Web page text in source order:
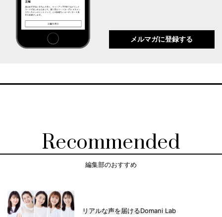
メルマガに登録する
Recommended
編集部のおすすめ
リアルな声を届けるDomani Lab